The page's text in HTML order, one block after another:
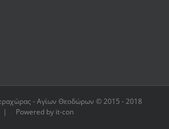
- Αγίων Θεοδώρων © 2015 - 2018
| Powered by it-con